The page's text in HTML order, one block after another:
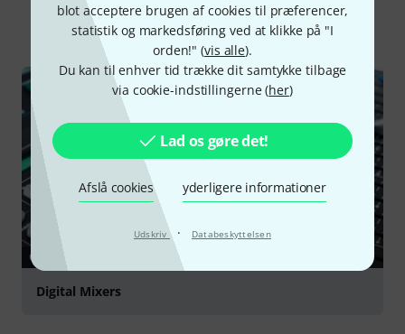
blot acceptere brugen af cookies til præferencer,
statistik og markedsføring ved at klikke på "I
orden!" (vis alle).
Du kan til enhver tid trække dit samtykke tilbage
via cookie-indstillingerne (her)
Lad os gøre det!
Afslå cookies yderligere informationer
Udskriv · Databeskyttelsen
Alle Guide
GUIDE
Digital Mixers